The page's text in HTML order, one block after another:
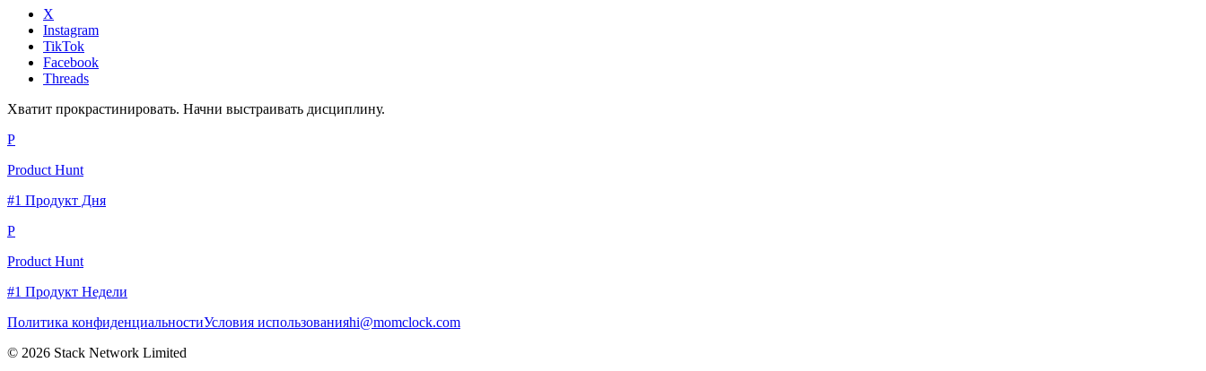
X
Instagram
TikTok
Facebook
Threads
Хватит прокрастинировать. Начни выстраивать дисциплину.
P
Product Hunt
#1 Продукт Дня
P
Product Hunt
#1 Продукт Недели
Политика конфиденциальностиУсловия использованияhi@momclock.com
© 2026 Stack Network Limited